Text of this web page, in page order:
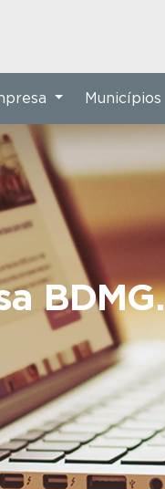
BDMG.
Municípios